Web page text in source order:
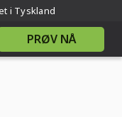
i Tyskland
PRØV NÅ